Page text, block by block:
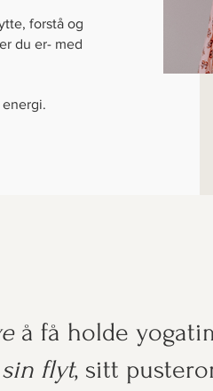
forstå og
du er- med
å få holde
flyt, sitt